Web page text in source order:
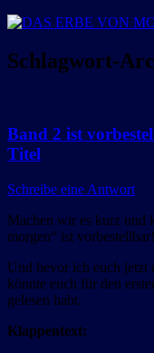
Schlagwort-
Band 2 ist
Titel
Schreibe eine Antwort
Machen wir es kurz und
morgen“ ist vorbestellbar!
Und bevor ich euch jetzt
könnte euch für den
gelesen habt.
Klappentext: